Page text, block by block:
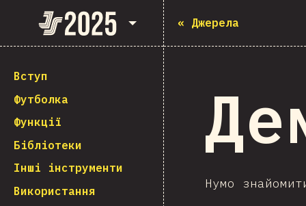
State of JavaScript 2025
Вступ
Футболка
Функції
Бібліотеки
Інші інструменти
Використання
« Джерела
Нумо